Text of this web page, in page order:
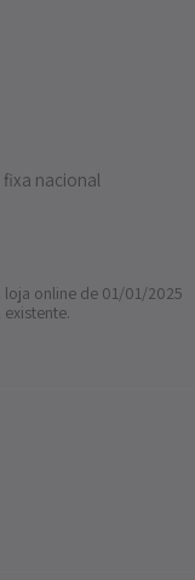
fixa nacional
online de 01/01/2025